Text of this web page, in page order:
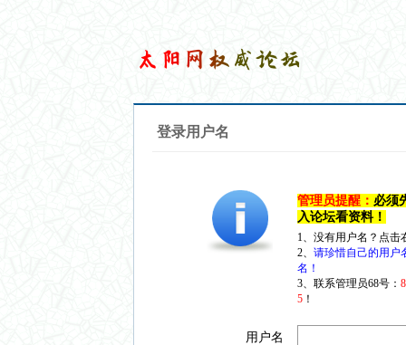
登录用户名
管理员提醒： 必须
入论坛看资料！
1、没有用户名？点
2、 请珍惜自己的用户
名！
3、联系管理员68号：
5 ！
用户名